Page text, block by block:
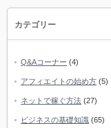
カテゴリー
Q&Aコーナー (4)
アフィエイトの始め方 (5)
ネットで稼ぐ方法 (27)
ビジネスの基礎知識 (65)